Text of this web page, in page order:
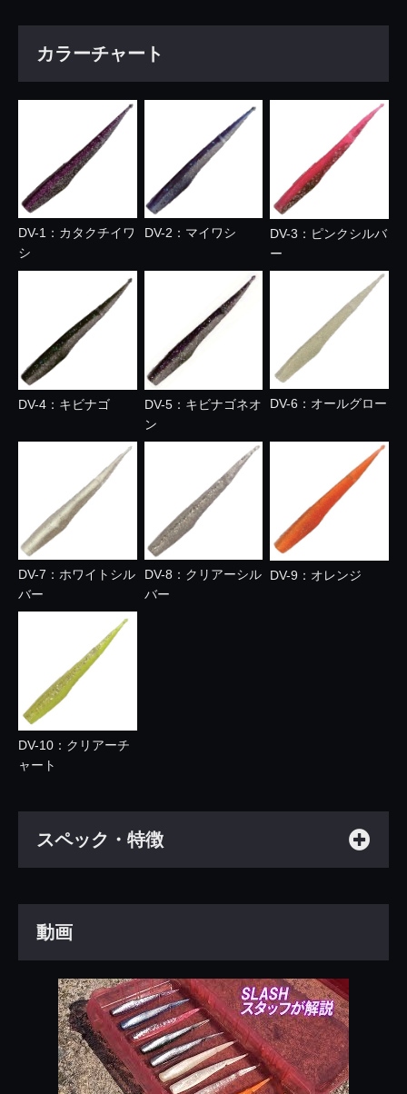
カラーチャート
DV-1：カタクチイワ
シ
DV-2：マイワシ
DV-3：ピンクシルバ
ー
DV-4：キビナゴ
DV-5：キビナゴネオ
ン
DV-6：オールグロー
DV-7：ホワイトシル
バー
DV-8：クリアーシル
バー
DV-9：オレンジ
DV-10：クリアーチ
ャート
スペック・特徴
動画